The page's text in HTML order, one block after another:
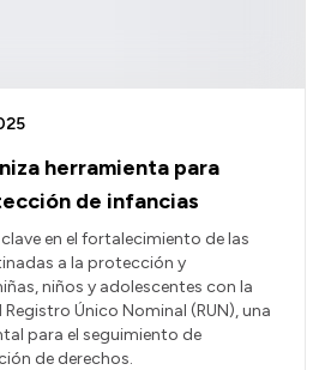
herramienta para
de infancias
en el fortalecimiento de las
a la protección y
niños y adolescentes con la
Único Nominal (RUN), una
para el seguimiento de
de derechos.